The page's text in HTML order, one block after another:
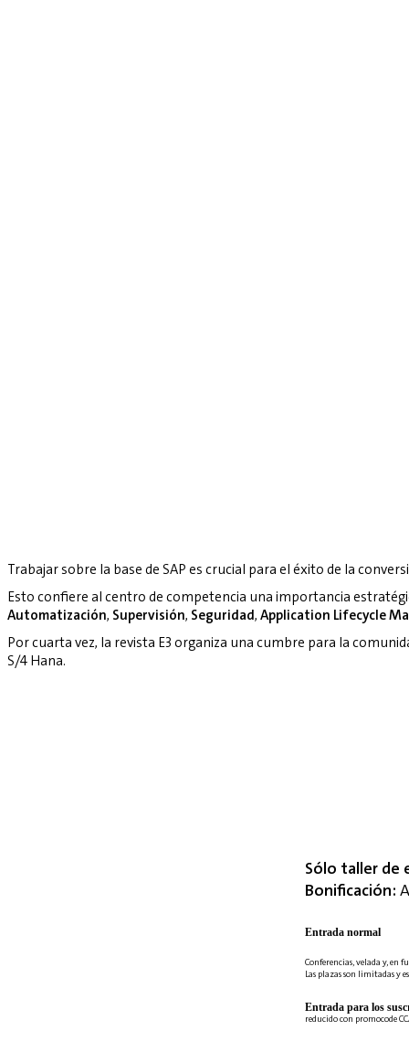
Trabajar sobre la base de SAP es crucial para el éxito de la
Esto confiere al centro de competencia una importancia
Automatización, Supervisión, Seguridad, Application Lifecycle
Por cuarta vez, la revista E3 organiza una cumbre para la
S/4 Hana.
Sólo taller de
Bonificación:
Entrada normal
Conferencias, velada y, en
Las plazas son limitadas y
Entrada para los
reducido con promocode